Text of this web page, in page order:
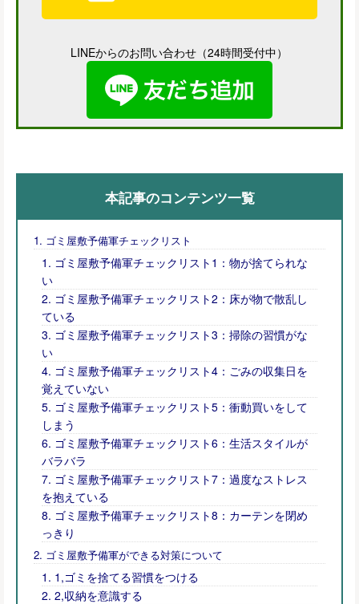
LINEからのお問い合わせ（24時間受付中）
本記事のコンテンツ一覧
ゴミ屋敷予備軍チェックリスト
ゴミ屋敷予備軍チェックリスト1：物が捨てられな
い
ゴミ屋敷予備軍チェックリスト2：床が物で散乱し
ている
ゴミ屋敷予備軍チェックリスト3：掃除の習慣がな
い
ゴミ屋敷予備軍チェックリスト4：ごみの収集日を
覚えていない
ゴミ屋敷予備軍チェックリスト5：衝動買いをして
しまう
ゴミ屋敷予備軍チェックリスト6：生活スタイルが
バラバラ
ゴミ屋敷予備軍チェックリスト7：過度なストレス
を抱えている
ゴミ屋敷予備軍チェックリスト8：カーテンを閉め
っきり
ゴミ屋敷予備軍ができる対策について
1,ゴミを捨てる習慣をつける
2,収納を意識する